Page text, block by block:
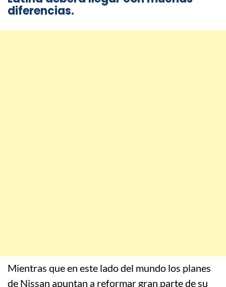
diferencias.
Mientras que en este lado del mundo los planes
de Nissan apuntan a reformar gran parte de su